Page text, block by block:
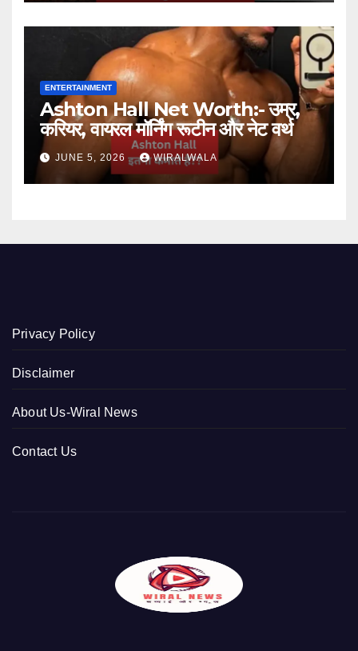
ENTERTAINMENT
Ashton Hall Net Worth:- उम्र,
करियर, वायरल मॉर्निंग रूटीन और नेट वर्थ
JUNE 5, 2026 WIRALWALA
Privacy Policy
Disclaimer
About Us-Wiral News
Contact Us